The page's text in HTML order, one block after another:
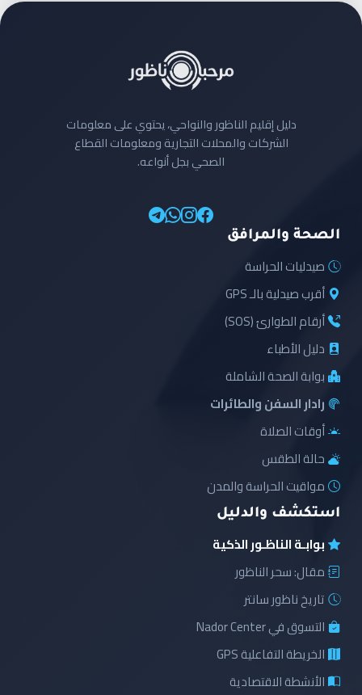
دليل إقليم الناظور والنواحي، يحتوي على معلومات
الشركات والمحلات التجارية ومعلومات القطاع
الصحي بجل أنواعه.
الصحة والمرافق
صيدليات الحراسة
أقرب صيدلية بالـ GPS
أرقام الطوارئ (SOS)
دليل الأطباء
بوابة الصحة الشاملة
رادار السفن والطائرات
أوقات الصلاة
حالة الطقس
مواقيت الحراسة والمدن
استكشف والدليل
بوابـة الناظـور الذكية
مقال: سحر الناظور
تاريخ ناظور سانتر
التسوق في Nador Center
الخريطة التفاعلية GPS
الأنشطة الاقتصادية